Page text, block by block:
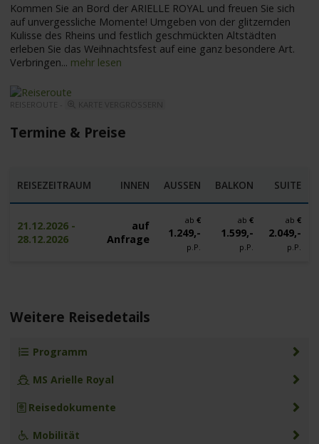
Kommen Sie an Bord der ARIELLE ROYAL und freuen Sie sich
auf unvergessliche Momente! Umgeben von der glitzernden
Kulisse des Rheins und festlich geschmückten Altstädten
erleben Sie das Weihnachtsfest auf eine ganz besondere Art.
Verbringen... mehr lesen
REISEROUTE -
Termine & Preise
REISEZEITRAUM INNEN AUSSEN BALKON SUITE
21.12.2026 -
28.12.2026
auf
Anfrage
ab€
1.249,-
p.P.
ab€
1.599,-
p.P.
ab€
2.049,-
p.P.
Weitere Reisedetails
Programm
MS Arielle Royal
Reisedokumente
Mobilität